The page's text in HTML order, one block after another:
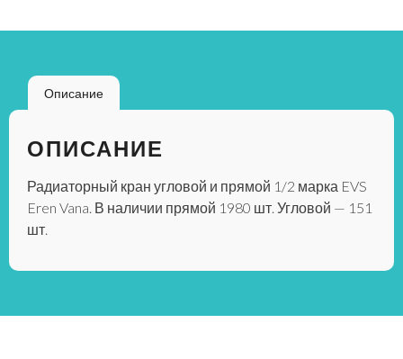
Описание
ОПИСАНИЕ
Радиаторный кран угловой и прямой 1/2 марка EVS
Eren Vana. В наличии прямой 1980 шт. Угловой — 151
шт.